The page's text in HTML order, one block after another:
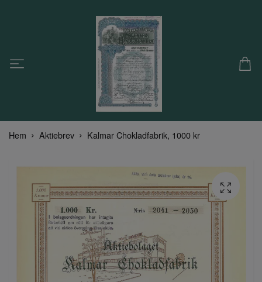
Hem Aktiebrev Kalmar Chokladfabrik, 1000 kr